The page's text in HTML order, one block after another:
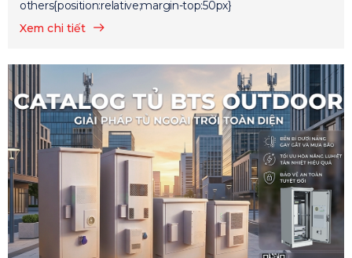
others{position:relative;margin-top:50px}
Xem chi tiết